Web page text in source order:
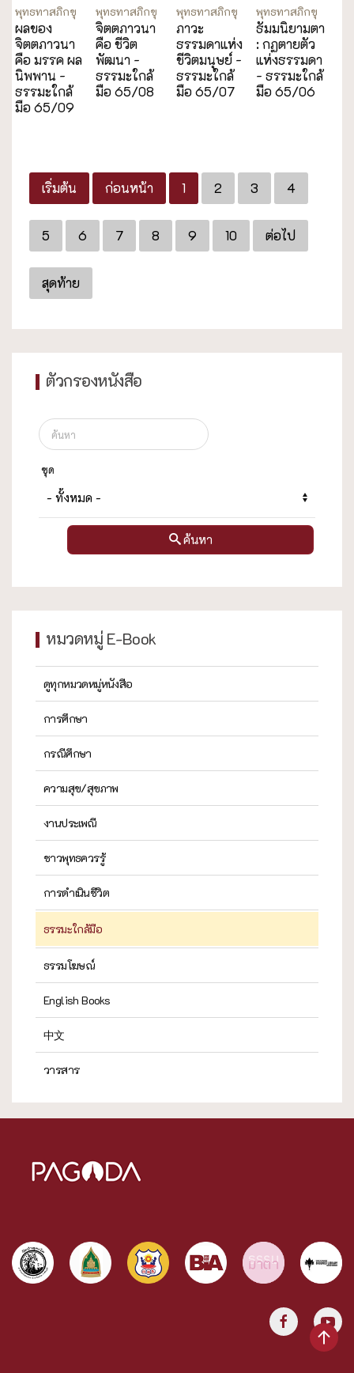
พุทธทาสภิกขุ
ผลของ
จิตตภาวนา
คือ มรรค ผล
นิพพาน -
ธรรมะใกล้
มือ 65/09
พุทธทาสภิกขุ
จิตตภาวนา
คือ ชีวิต
พัฒนา -
ธรรมะใกล้
มือ 65/08
พุทธทาสภิกขุ
ภาวะ
ธรรมดาแห่ง
ชีวิตมนุษย์ -
ธรรมะใกล้
มือ 65/07
พุทธทาสภิกขุ
ธัมมนิยามตา
: กฏตายตัว
แห่งธรรมดา
- ธรรมะใกล้
มือ 65/06
เริ่มต้น ก่อนหน้า 1 2 3 4
5 6 7 8 9 10 ต่อไป
สุดท้าย
ตัวกรองหนังสือ
ชุด
ค้นหา
หมวดหมู่ E-Book
ดูทุกหมวดหมู่หนังสือ
การศึกษา
กรณีศึกษา
ความสุข/สุขภาพ
งานประเพณี
ชาวพุทธควรรู้
การดำเนินชีวิต
ธรรมะใกล้มือ
ธรรมโฆษณ์
English Books
中文
วารสาร